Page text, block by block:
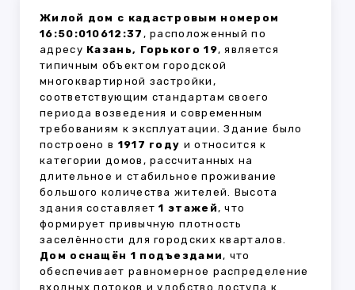
Жилой дом с кадастровым номером
16:50:010612:37 , расположенный по
адресу Казань, Горького 19, является
типичным объектом городской
многоквартирной застройки,
соответствующим стандартам своего
периода возведения и современным
требованиям к эксплуатации. Здание было
построено в 1917 году и относится к
категории домов, рассчитанных на
длительное и стабильное проживание
большого количества жителей. Высота
здания составляет1 этажей, что
формирует привычную плотность
заселённости для городских кварталов.
Дом оснащён 1 подъездами, что
обеспечивает равномерное распределение
входных потоков и удобство доступа к